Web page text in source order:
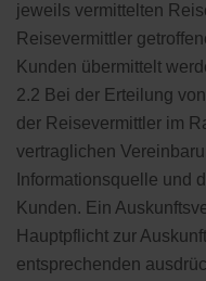
jeweils vermittelten
Reisevermittler
Kunden übermittelt
2.2 Bei der Erteilung
der Reisevermittler im
vertraglichen
Informationsquelle und
Kunden. Ein
Hauptpflicht zur
entsprechenden